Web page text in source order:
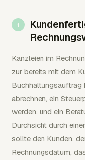
Kanzleien im
zur bereits mit dem
Buchhaltungsauftrag
abrechnen, ein
werden, und ein
Durchsicht durch
sollte den Kunden,
Rechnungsdatum,